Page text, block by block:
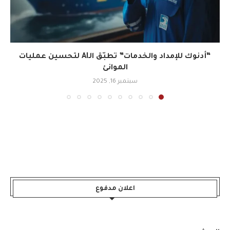
“أدنوك للإمداد والخدمات” تطبّق الـAI لتحسين عمليات
الموانئ
سبتمبر 16, 2025
اعلان مدفوع